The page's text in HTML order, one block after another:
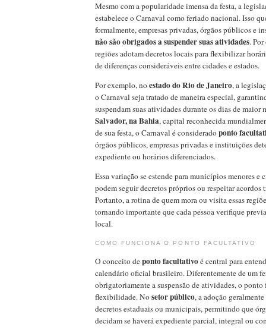
Mesmo com a popularidade imensa da festa, a
estabelece o Carnaval como feriado nacional. Isso
formalmente, empresas privadas, órgãos públicos e
não são obrigados a suspender suas atividades.
regiões adotam decretos locais para flexibilizar
de diferenças consideráveis entre cidades e estados.
Por exemplo, noestado do Rio de Janeiro, a
o Carnaval seja tratado de maneira especial,
suspendam suas atividades durante os dias de maior
Salvador, na Bahia, capital reconhecida
de sua festa, o Carnaval é consideradoponto
órgãos públicos, empresas privadas e instituições
expediente ou horários diferenciados.
Essa variação se estende para municípios menores e
podem seguir decretos próprios ou respeitar acordos
Portanto, a rotina de quem mora ou visita essas
tornando importante que cada pessoa verifique
local.
COMO FUNCIONA O PONTO FACULTATIVO
O conceito deponto facultativoé central para
calendário oficial brasileiro. Diferentemente de um
obrigatoriamente a suspensão de atividades, o
flexibilidade. Nosetor público, a adoção
decretos estaduais ou municipais, permitindo que
decidam se haverá expediente parcial, integral ou